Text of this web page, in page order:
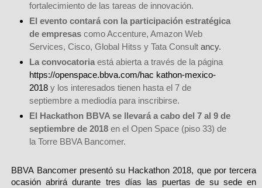
fortalecimiento de las tareas de innovación.
El evento contará con la participación estratégica
de empresascomo Accenture, Amazon Web
Services, Cisco, Global Hitss y Tata Consultancy.
La convocatoria está abierta a través de la página
https://openspace.bbva.com/hac kathon-mexico-
2018y los interesados tienen hasta el 7 de
septiembre a mediodía para inscribirse.
El Hackathon BBVA se llevará a cabo del 7 al 9 de
septiembre de 2018 en el Open Space (piso 33) de
la Torre BBVA Bancomer.
BBVA Bancomer presentó su Hackathon 2018, que por tercera
ocasión abrirá durante tres días las puertas de su sede en